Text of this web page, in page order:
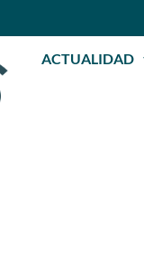
ACTUALIDAD